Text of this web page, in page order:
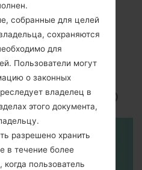
Hub
собранные для целей
сохраняются
для
Пользователи могут
о законных
владелец в
этого документа,
разрешено хранить
в течение более
когда пользователь